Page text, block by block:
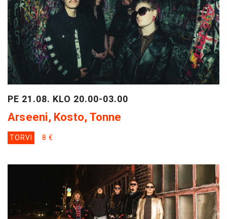
PE 21.08. KLO 20.00-03.00
Arseeni, Kosto, Tonne
TORVI 8 €